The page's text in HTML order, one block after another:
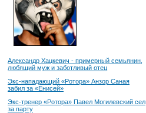
Александр Хацкевич - примерный семьянин,
любящий муж и заботливый отец
Экс-нападающий «Ротора» Анзор Саная
забил за «Енисей»
Экс-тренер «Ротора» Павел Могилевский сел
за парту